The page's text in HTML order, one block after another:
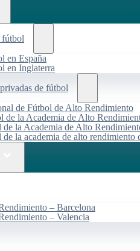
fútbol
en España
en Inglaterra
de fútbol
de Fútbol de Alto Rendimiento
de la Academia de Alto
de la Academia de Alto
la academia de alto rendimiento
– Barcelona
– Valencia